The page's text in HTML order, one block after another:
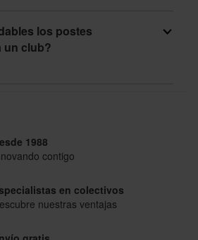
los postes
un club?
1988
contigo
en colectivos
nuestras ventajas